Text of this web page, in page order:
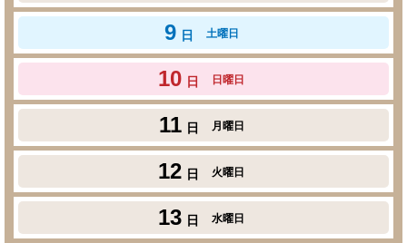
9 日 土曜日
10 日 日曜日
11 日 月曜日
12 日 火曜日
13 日 水曜日